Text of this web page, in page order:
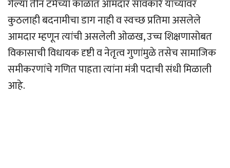
गेल्या तीन टर्मच्या काळात आमदार सावकारे यांच्यावर
कुठलाही बदनामीचा डाग नाही व स्वच्छ प्रतिमा असलेले
आमदार म्हणून त्यांची असलेली ओळख, उच्च शिक्षणासोबत
विकासाची विधायक दृष्टी व नेतृत्व गुणांमुळे तसेच सामाजिक
समीकरणांचे गणित पाहता त्यांना मंत्री पदाची संधी मिळाली
आहे.